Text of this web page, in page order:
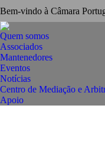
Bem-vindo à Câmara
Quem somos
Associados
Mantenedores
Eventos
Notícias
Centro de Mediação e
Apoio